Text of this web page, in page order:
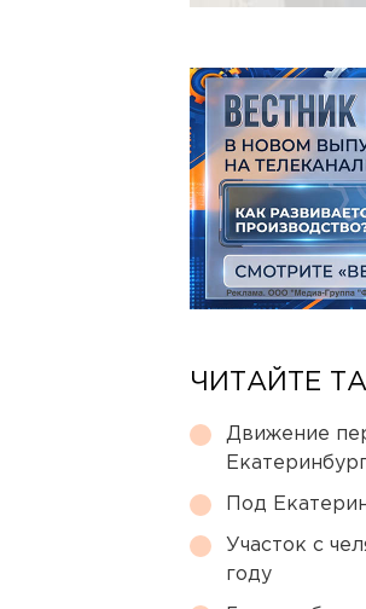
ЧИТАЙТЕ
Движение
Под
Участок с
году